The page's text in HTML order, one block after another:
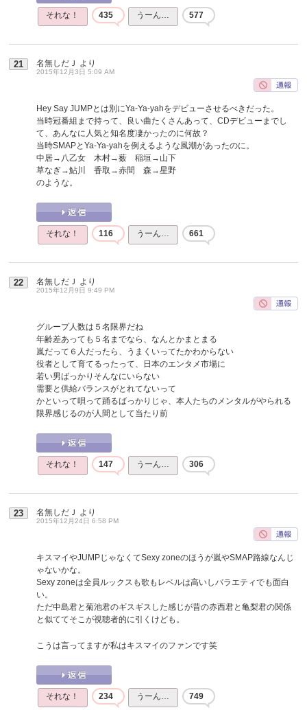
それな！ 435 うーん… 577
21 名無しだＪ より
2015年12月3日 5:09 AM
Hey Say JUMPとは別にYa-Ya-yahをデビューさせるべきだった。
当時冠番組まで持って、良い曲たくさんあって、CDデビューまでし
て、あんなに人気と知名度凄かったのに何故？
当時SMAPとYa-Ya-yahを例えるような風潮があったのに。
中居→八乙女 木村→薮 稲垣→山下
草なぎ→鮎川 香取→赤間 森→星野
のような。
それな！ 116 うーん… 661
22 名無しだＪ より
2015年12月9日 9:49 PM
グループ人数は５名限界だね
年齢差あっても５名までなら、なんとかまとまる
嵐だって６人だったら、うまくいってたかわからない
役者として育てるったって、日本のエンタメ市場に
若い男ばっかりそんなにいらない
需要と供給バランスがとれてないって
かといって唄って踊るばっかりじゃ、本人たちのメンタルがやられる
限界感じるのが人間として当たり前
それな！ 147 うーん… 306
23 名無しだＪ より
2015年12月24日 6:58 PM
キスマイやJUMPじゃなくてSexy zoneのほうが嵐やSMAP路線なんじ
ゃないかな。
Sexy zoneは全員ルックスも歌もレベルは高いしバラエティでも面白
い。
ただ中島君と菊池君のギスギスした感じが昔の赤西君と亀梨君の関係
と似ててそこが視聴者的に引くけども。
こうは言ってますが私はキスマイのファンです笑
それな！ 234 うーん… 749